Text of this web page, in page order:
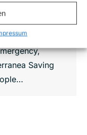
la
per
e
Saving